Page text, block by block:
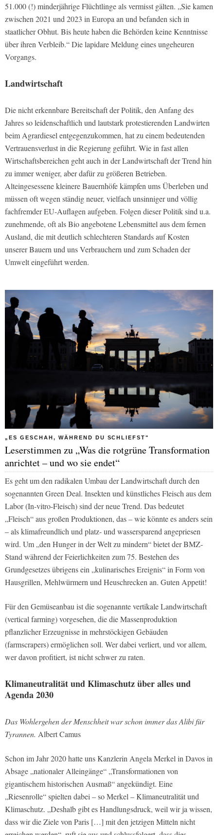
51.000 (!) minderjährige Flüchtlinge als vermisst gälten. „Sie kamen
zwischen 2021 und 2023 in Europa an und befanden sich in
staatlicher Obhut. Bis heute haben die Behörden keine Kenntnisse
über ihren Verbleib.“ Die lapidare Meldung eines ungeheuren
Vorgangs.
Landwirtschaft
Die nicht erkennbare Bereitschaft der Politik, den Anfang des
Jahres so leidenschaftlich und lautstark protestierenden Landwirten
beim Agrardiesel entgegenzukommen, hat zu einem bedeutenden
Vertrauensverlust in die Regierung geführt. Wie in fast allen
Wirtschaftsbereichen geht auch in der Landwirtschaft der Trend hin
zu immer weniger, aber dafür zu größeren Betrieben.
Alteingesessene kleinere Bauernhöfe kämpfen ums Überleben und
müssen oft wegen ständig neuer, vielfach unsinniger und völlig
fachfremder EU-Auflagen aufgeben. Folgen dieser Politik sind u.a.
zunehmende, oft als Bio angebotene Lebensmittel aus dem fernen
Ausland, die mit deutlich schlechteren Standards auf Kosten
unserer Bauern und uns Verbrauchern und zum Schaden der
Umwelt eingeführt werden.
„ES GESCHAH, WÄHREND DU SCHLIEFST"
Leserstimmen zu „Was die rotgrüne Transformation
anrichtet – und wo sie endet“
Es geht um den radikalen Umbau der Landwirtschaft durch den
sogenannten Green Deal. Insekten und künstliches Fleisch aus dem
Labor (In-vitro-Fleisch) sind der neue Trend. Das bedeutet
„Fleisch“ aus großen Produktionen, das – wie könnte es anders sein
– als klimafreundlich und platz- und wassersparend angepriesen
wird. Um „den Hunger in der Welt zu mindern“ bietet der BMZ-
Stand während der Feierlichkeiten zum 75. Bestehen des
Grundgesetzes übrigens ein „kulinarisches Ereignis“ in Form von
Hausgrillen, Mehlwürmern und Heuschrecken an. Guten Appetit!
Für den Gemüseanbau ist die sogenannte vertikale Landwirtschaft
(vertical farming) vorgesehen, die die Massenproduktion
pflanzlicher Erzeugnisse in mehrstöckigen Gebäuden
(farmscrapers) ermöglichen soll. Wer dabei verliert, und vor allem,
wer davon profitiert, ist nicht schwer zu raten.
Klimaneutralität und Klimaschutz über alles und
Agenda 2030
Das Wohlergehen der Menschheit war schon immer das Alibi für
Tyrannen. Albert Camus
Schon im Jahr 2020 hatte uns Kanzlerin Angela Merkel in Davos in
Absage „nationaler Alleingänge“ „Transformationen von
gigantischem historischen Ausmaß“ angekündigt. Eine
„Riesenrolle“ spielten dabei – so Merkel – Klimaneutralität und
Klimaschutz. „Deshalb gibt es Handlungsdruck, weil wir ja wissen,
dass wir die Ziele von Paris […] mit den jetzigen Mitteln nicht